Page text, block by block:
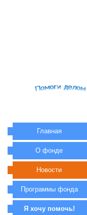
Главная
О фонде
Новости
Программы фонда
Я хочу помочь!